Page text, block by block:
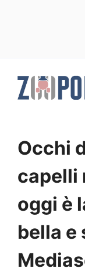
Occhi
capelli
oggi è
bella e